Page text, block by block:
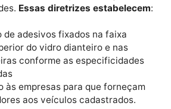
da Portaria
Secretaria Municipal de Trânsito,
(Semtran) é composta por
sobre a padronização
Essas diretrizes